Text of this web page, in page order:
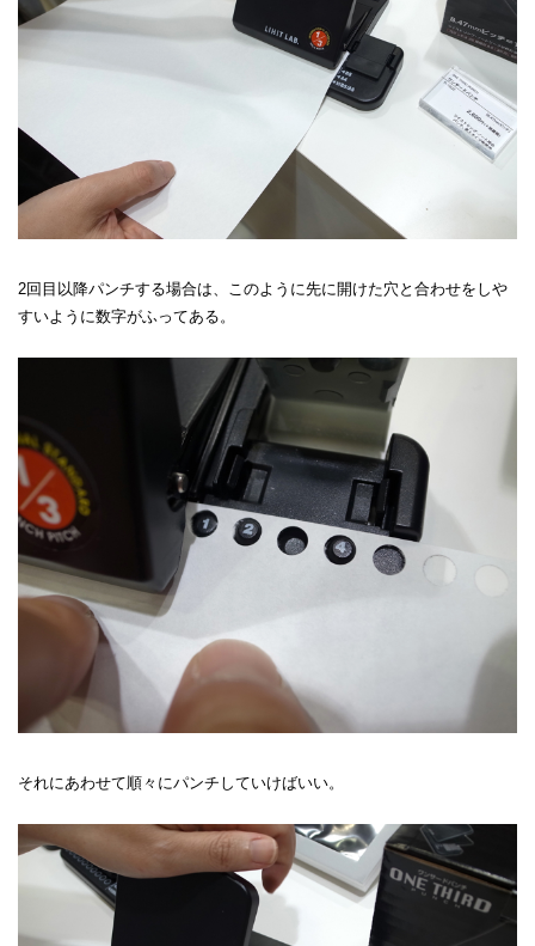
2回目以降パンチする場合は、このように先に開けた穴と合わせをしや
すいように数字がふってある。
それにあわせて順々にパンチしていけばいい。